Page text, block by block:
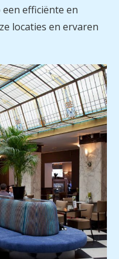
efficiënte en
locaties en ervaren